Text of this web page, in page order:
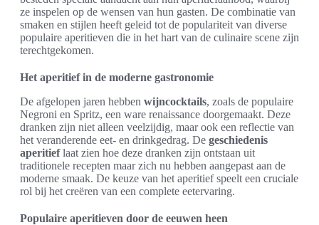
ze inspelen op de wensen van hun gasten. De combinatie van
smaken en stijlen heeft geleid tot de populariteit van diverse
populaire aperitieven die in het hart van de culinaire scene zijn
terechtgekomen.
Het aperitief in de moderne gastronomie
De afgelopen jaren hebben wijncocktails, zoals de populaire
Negroni en Spritz, een ware renaissance doorgemaakt. Deze
dranken zijn niet alleen veelzijdig, maar ook een reflectie van
het veranderende eet- en drinkgedrag. De geschiedenis
aperitieflaat zien hoe deze dranken zijn ontstaan uit
traditionele recepten maar zich nu hebben aangepast aan de
moderne smaak. De keuze van het aperitief speelt een cruciale
rol bij het creëren van een complete eetervaring.
Populaire aperitieven door de eeuwen heen